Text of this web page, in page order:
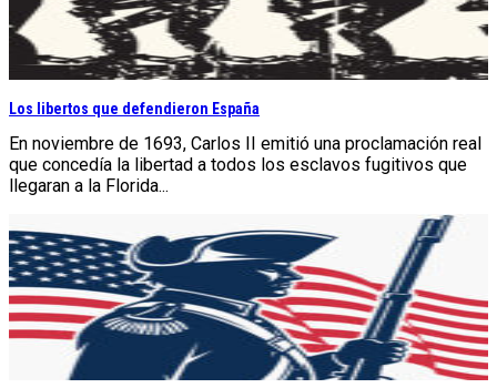
Los libertos que defendieron España
En noviembre de 1693, Carlos II emitió una proclamación real
que concedía la libertad a todos los esclavos fugitivos que
llegaran a la Florida...